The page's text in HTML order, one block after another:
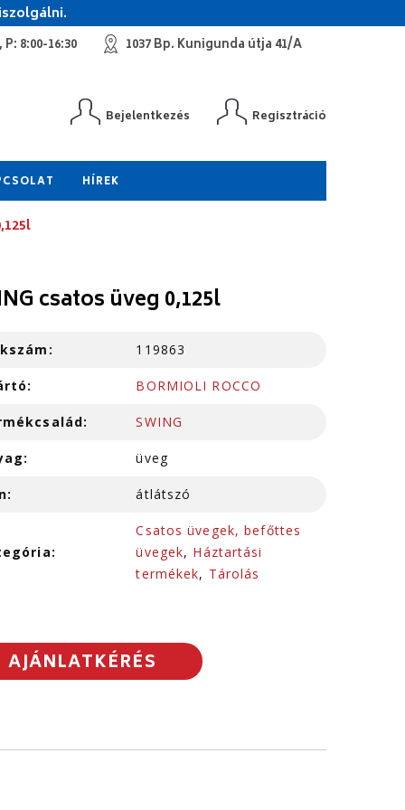
8:00-16:30 1037 Bp. Kunigunda útja 41/A
Bejelentkezés Regisztráció
HÍREK
csatos üveg 0,125l
119863
BORMIOLI ROCCO
SWING
üveg
átlátszó
Csatos üvegek, befőttes
üvegek, Háztartási
termékek, Tárolás
AJÁNLATKÉRÉS